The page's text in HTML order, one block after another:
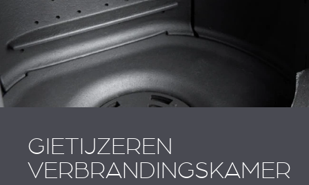
GIETIJZEREN
VERBRANDINGSKAMER